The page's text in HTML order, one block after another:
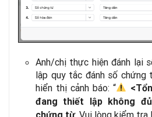
Anh/chị thực hiện đánh lại
lập quy tắc đánh số chứng
hiển thị cảnh báo: “
đang thiết lập không
. Vui lòng kiểm tra